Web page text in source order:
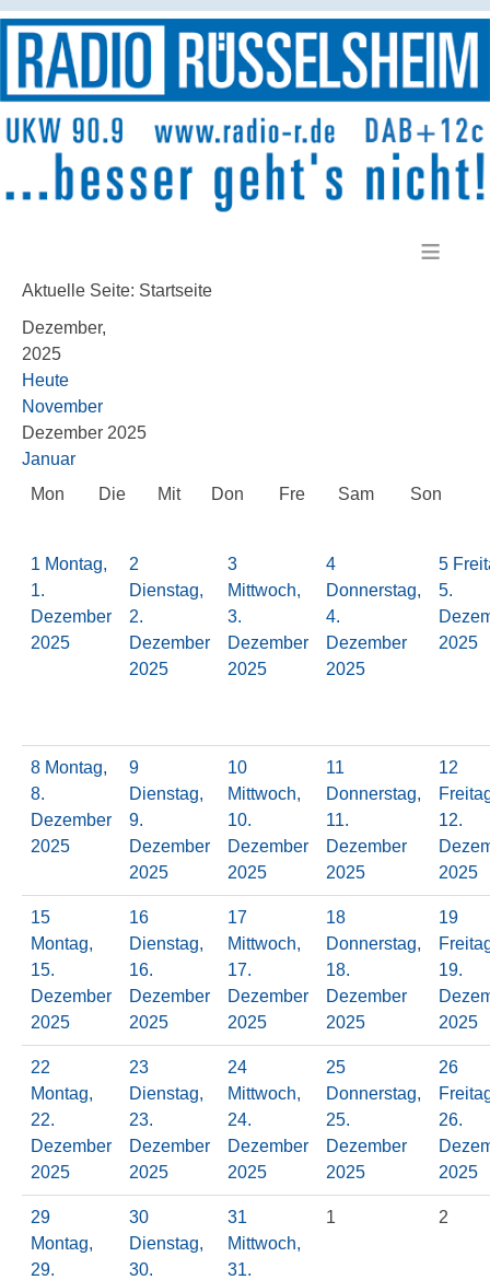
≡
Aktuelle Seite: Startseite
Dezember,
2025
Heute
November
Dezember 2025
Januar
Mon
Die Mit Don Fre Sam Son
1 Montag,
1.
Dezember
2025
2
Dienstag,
2.
Dezember
2025
3
Mittwoch,
3.
Dezember
2025
4
Donnerstag,
4.
Dezember
2025
5
5.
2025
8 Montag,
8.
Dezember
2025
9
Dienstag,
9.
Dezember
2025
10
Mittwoch,
10.
Dezember
2025
11
Donnerstag,
11.
Dezember
2025
12
12.
2025
15
Montag,
15.
Dezember
2025
16
Dienstag,
16.
Dezember
2025
17
Mittwoch,
17.
Dezember
2025
18
Donnerstag,
18.
Dezember
2025
19
19.
2025
22
Montag,
22.
Dezember
2025
23
Dienstag,
23.
Dezember
2025
24
Mittwoch,
24.
Dezember
2025
25
Donnerstag,
25.
Dezember
2025
26
26.
2025
29
Montag,
29.
30
Dienstag,
30.
31
Mittwoch,
31.
1 2